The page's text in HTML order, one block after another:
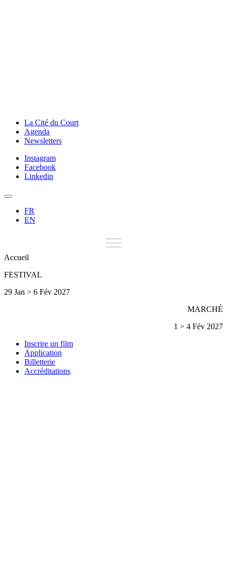
La Cité du Court
Agenda
Newsletters
Instagram
Facebook
Linkedin
FR
EN
Accueil
FESTIVAL
29 Jan > 6 Fév 2027
MARCHÉ
1 > 4 Fév 2027
Inscrire un film
Application
Billetterie
Accréditations